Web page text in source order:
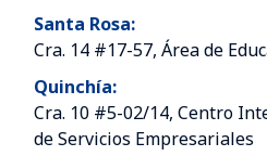
Santa Rosa:
Cra. 14 #17-57, Área de
Quinchía:
Cra. 10 #5-02/14, Centro
de Servicios Empresariales